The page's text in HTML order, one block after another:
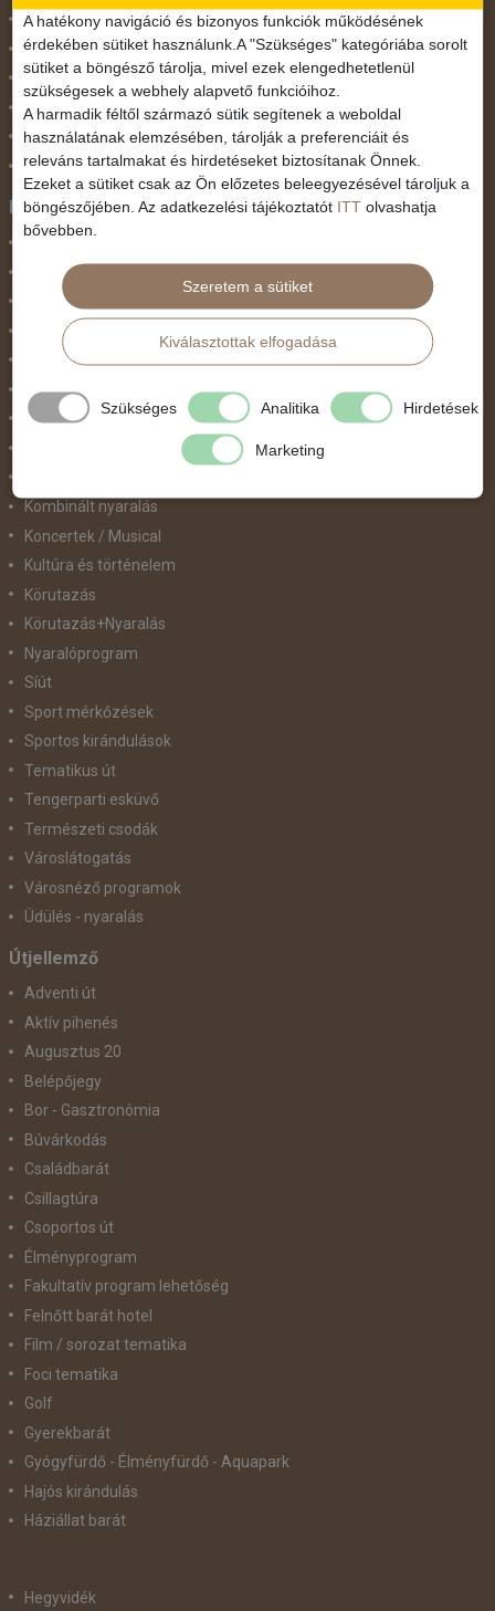
November 1.
Október 23.
Pünkösdi utazás
Szilveszter
Tavaszi szünet
Valentin nap
Programtípus
Belépőjegy
Egyéni út
Egzotikus út
Fesztiválok
Golfút
Gyalogtúra
Kombinált nyaralás
Koncertek / Musical
Kultúra és történelem
Körutazás
Körutazás+Nyaralás
Nyaralóprogram
Síút
Sport mérkőzések
Sportos kirándulások
Tematikus út
Tengerparti esküvő
Természeti csodák
Városlátogatás
Városnéző programok
Üdülés - nyaralás
Útjellemző
Adventi út
Aktív pihenés
Augusztus 20
Belépőjegy
Bor - Gasztronómia
Búvárkodás
Családbarát
Csillagtúra
Csoportos út
Élményprogram
Fakultatív program lehetőség
Felnőtt barát hotel
Film / sorozat tematika
Foci tematika
Golf
Gyerekbarát
Gyógyfürdő - Élményfürdő - Aquapark
Hajós kirándulás
Háziállat barát
Hegyvidék
A hatékony navigáció és bizonyos funkciók működésének
érdekében sütiket használunk.A "Szükséges" kategóriába sorolt
sütiket a böngésző tárolja, mivel ezek elengedhetetlenül
szükségesek a webhely alapvető funkcióihoz.
A harmadik féltől származó sütik segítenek a weboldal
használatának elemzésében, tárolják a preferenciáit és
releváns tartalmakat és hirdetéseket biztosítanak Önnek.
Ezeket a sütiket csak az Ön előzetes beleegyezésével tároljuk a
böngészőjében. Az adatkezelési tájékoztatót ITT olvashatja
bővebben.
Szeretem a sütiket
Kiválasztottak elfogadása
Szükséges Analitika Hirdetések
Marketing